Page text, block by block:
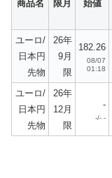
商品名 限月 始値
ユーロ/
日本円
先物
26年
9月
限
182.26
08/07
01:18
ユーロ/
日本円
先物
26年
12月
限
-
-/- -